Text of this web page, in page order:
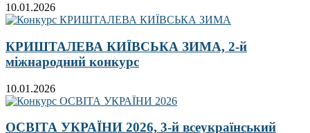
10.01.2026
КРИШТАЛЕВА КИЇВСЬКА ЗИМА, 2-й
міжнародний конкурс
10.01.2026
ОСВІТА УКРАЇНИ 2026, 3-й всеукраїнський